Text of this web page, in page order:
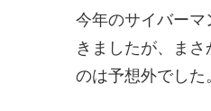
今年のサイバー
きましたが、ま
のは予想外でした